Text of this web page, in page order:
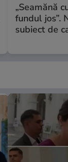
„Seamănă
fundul jos”.
subiect de